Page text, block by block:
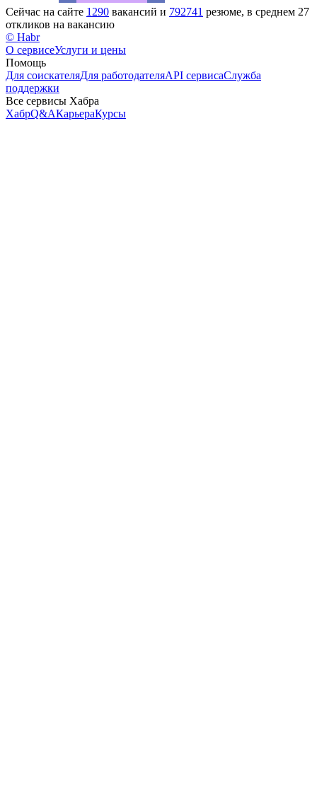
Сейчас на сайте 1290 вакансий и 792741 резюме, в среднем 27
откликов на вакансию
© Habr
О сервисеУслуги и цены
Помощь
Для соискателяДля работодателяAPI сервисаСлужба
поддержки
Все сервисы Хабра
ХабрQ&AКарьераКурсы